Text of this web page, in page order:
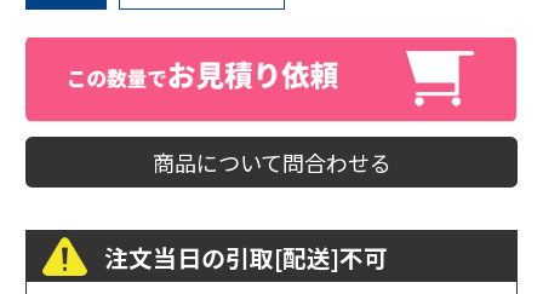
商品について問合わせる
注文当日の引取[配送]不可